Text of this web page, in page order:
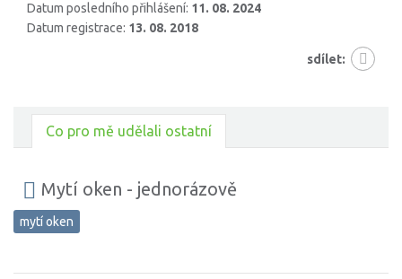
Datum posledního přihlášení: 11. 08. 2024
Datum registrace: 13. 08. 2018
sdílet:
Co pro mě udělali ostatní
Mytí oken - jednorázově
mytí oken